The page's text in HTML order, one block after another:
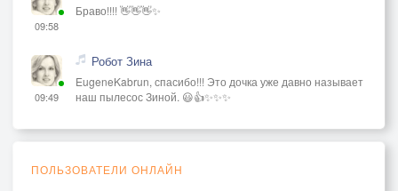
09:58
Браво!!!! 👋👋👋✨
09:49
Робот Зина
EugeneKabrun, спасибо!!! Это дочка уже давно называет
наш пылесос Зиной. 😃👍✨✨✨
ПОЛЬЗОВАТЕЛИ ОНЛАЙН